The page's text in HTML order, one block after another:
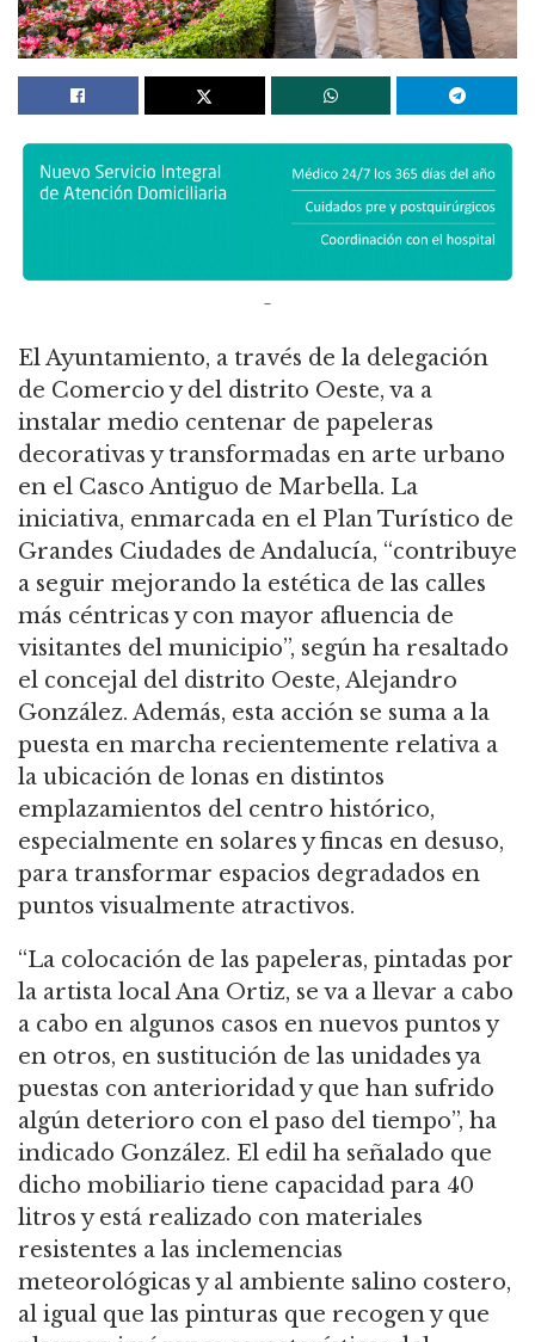
El Ayuntamiento, a través de la delegación
de Comercio y del distrito Oeste, va a
instalar medio centenar de papeleras
decorativas y transformadas en arte urbano
en el Casco Antiguo de Marbella. La
iniciativa, enmarcada en el Plan Turístico de
Grandes Ciudades de Andalucía, “contribuye
a seguir mejorando la estética de las calles
más céntricas y con mayor afluencia de
visitantes del municipio”, según ha resaltado
el concejal del distrito Oeste, Alejandro
González. Además, esta acción se suma a la
puesta en marcha recientemente relativa a
la ubicación de lonas en distintos
emplazamientos del centro histórico,
especialmente en solares y fincas en desuso,
para transformar espacios degradados en
puntos visualmente atractivos.
“La colocación de las papeleras, pintadas por
la artista local Ana Ortiz, se va a llevar a cabo
a cabo en algunos casos en nuevos puntos y
en otros, en sustitución de las unidades ya
puestas con anterioridad y que han sufrido
algún deterioro con el paso del tiempo”, ha
indicado González. El edil ha señalado que
dicho mobiliario tiene capacidad para 40
litros y está realizado con materiales
resistentes a las inclemencias
meteorológicas y al ambiente salino costero,
al igual que las pinturas que recogen y que